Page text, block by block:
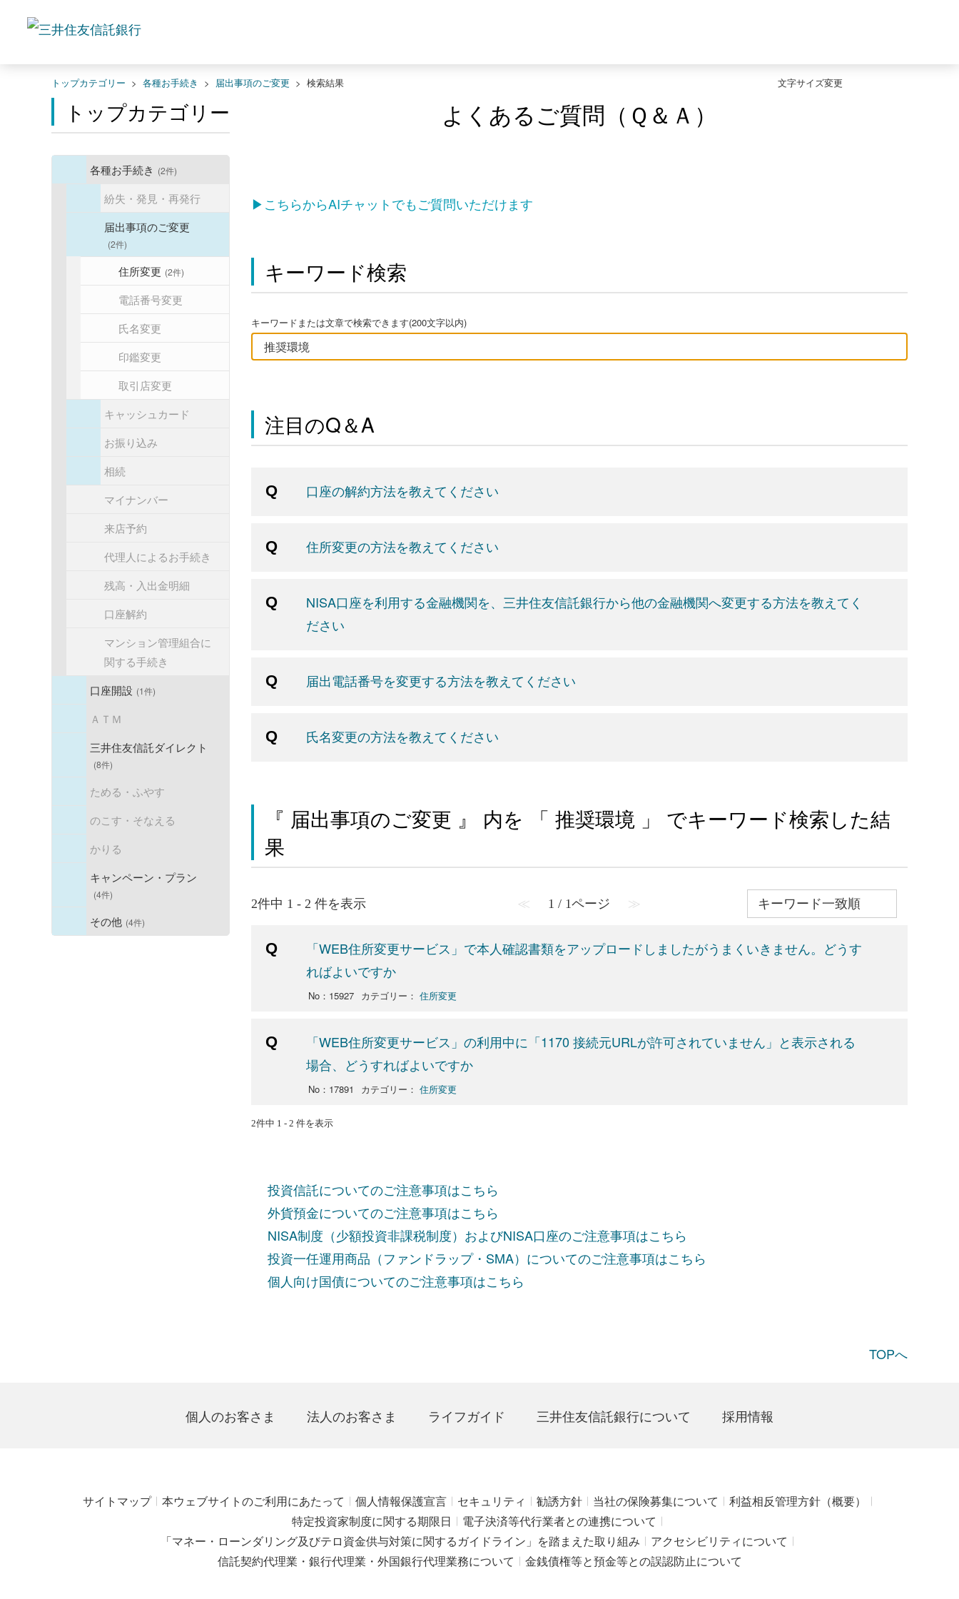
文字サイズ変更
トップカテゴリー > 各種お手続き > 届出事項のご変更 > 検索結果
トップカテゴリー
各種お手続き (2件)
紛失・発見・再発行
届出事項のご変更
(2件)
住所変更 (2件)
電話番号変更
氏名変更
印鑑変更
取引店変更
キャッシュカード
お振り込み
相続
マイナンバー
来店予約
代理人によるお手続き
残高・入出金明細
口座解約
マンション管理組合に
関する手続き
口座開設 (1件)
ＡＴＭ
三井住友信託ダイレクト
(8件)
ためる・ふやす
のこす・そなえる
かりる
キャンペーン・プラン
(4件)
その他 (4件)
よくあるご質問（Ｑ＆Ａ）
▶こちらからAIチャットでもご質問いただけます
キーワード検索
キーワードまたは文章で検索できます(200文字以内)
注目のQ＆A
口座の解約方法を教えてください
住所変更の方法を教えてください
NISA口座を利用する金融機関を、三井住友信託銀行から他の金融機関へ変更する方法を教えてく
ださい
届出電話番号を変更する方法を教えてください
氏名変更の方法を教えてください
『 届出事項のご変更 』 内を 「 推奨環境 」 でキーワード検索した結
果
2件中 1 - 2 件を表示 ≪ 1 / 1ページ ≫
「WEB住所変更サービス」で本人確認書類をアップロードしましたがうまくいきません。どうす
ればよいですか
No：15927 カテゴリー： 住所変更
「WEB住所変更サービス」の利用中に「1170 接続元URLが許可されていません」と表示される
場合、どうすればよいですか
No：17891 カテゴリー： 住所変更
2件中 1 - 2 件を表示
投資信託についてのご注意事項はこちら
外貨預金についてのご注意事項はこちら
NISA制度（少額投資非課税制度）およびNISA口座のご注意事項はこちら
投資一任運用商品（ファンドラップ・SMA）についてのご注意事項はこちら
個人向け国債についてのご注意事項はこちら
TOPへ
個人のお客さま 法人のお客さま ライフガイド 三井住友信託銀行について 採用情報
サイトマップ 本ウェブサイトのご利用にあたって 個人情報保護宣言 セキュリティ 勧誘方針 当社の保険募集について
利益相反管理方針（概要）
特定投資家制度に関する期限日
電子決済等代行業者との連携について
「マネー・ローンダリング及びテロ資金供与対策に関するガイドライン」を踏まえた取り組み
アクセシビリティについて
信託契約代理業・銀行代理業・外国銀行代理業務について
金銭債権等と預金等との誤認防止について